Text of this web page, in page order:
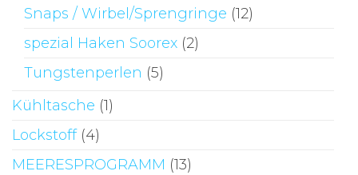
Snaps / Wirbel/Sprengringe (12)
spezial Haken Soorex (2)
Tungstenperlen (5)
Kühltasche (1)
Lockstoff (4)
MEERESPROGRAMM (13)